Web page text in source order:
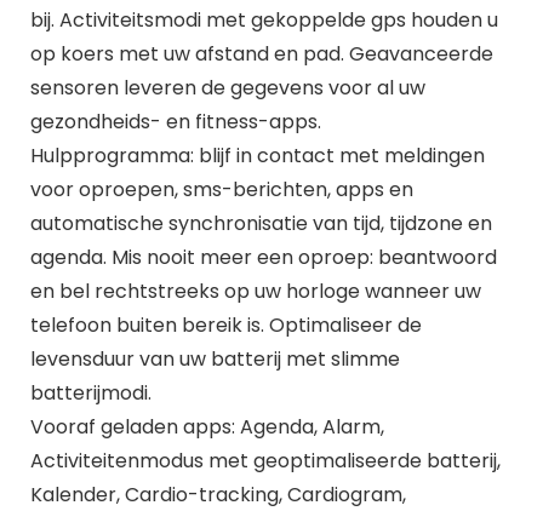
bij. Activiteitsmodi met gekoppelde gps houden u
op koers met uw afstand en pad. Geavanceerde
sensoren leveren de gegevens voor al uw
gezondheids- en fitness-apps.
Hulpprogramma: blijf in contact met meldingen
voor oproepen, sms-berichten, apps en
automatische synchronisatie van tijd, tijdzone en
agenda. Mis nooit meer een oproep: beantwoord
en bel rechtstreeks op uw horloge wanneer uw
telefoon buiten bereik is. Optimaliseer de
levensduur van uw batterij met slimme
batterijmodi.
Vooraf geladen apps: Agenda, Alarm,
Activiteitenmodus met geoptimaliseerde batterij,
Kalender, Cardio-tracking, Cardiogram,